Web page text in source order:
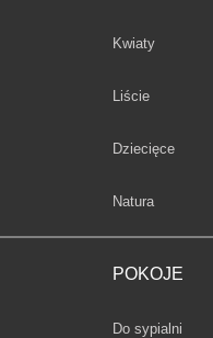
Fototapety
Kwiaty
Fototapety
Liście
Fototapety
Dziecięce
Fototapety
Natura
POKOJE
Fototapety
Do sypialni